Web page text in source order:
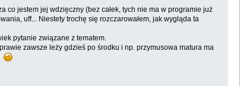
co jestem jej wdzięczny (bez całek, tych nie ma w programie już
uff... Niestety trochę się rozczarowałem, jak wygląda ta
pytanie związane z tematem.
zawsze leży gdzieś po środku i np. przymusowa matura ma